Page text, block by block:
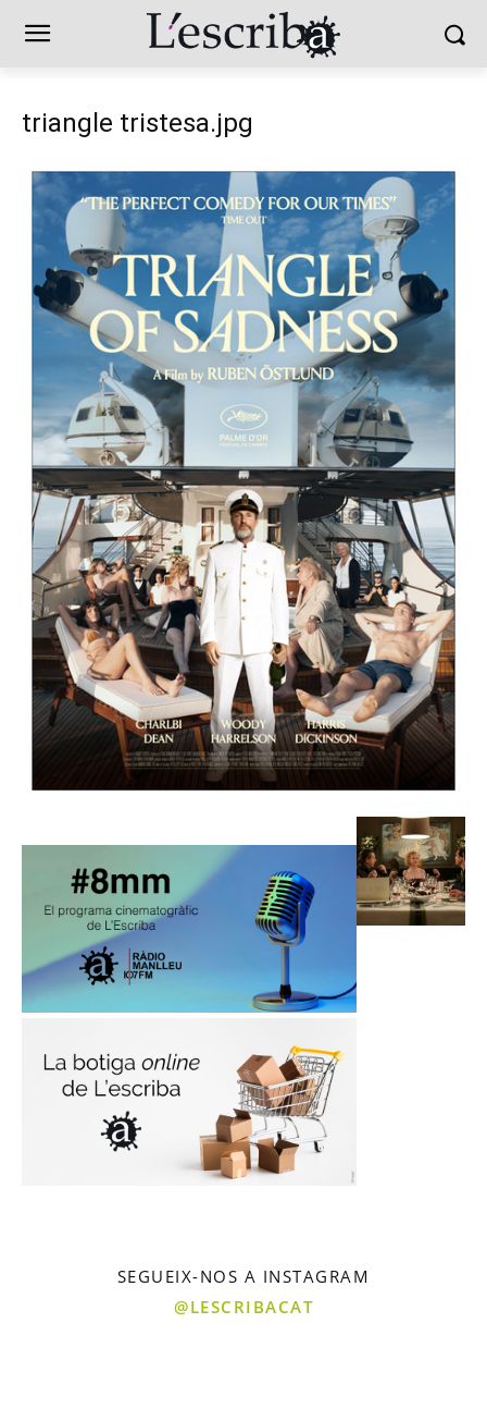
triangle tristesa.jpg
SEGUEIX-NOS A INSTAGRAM
@LESCRIBACAT